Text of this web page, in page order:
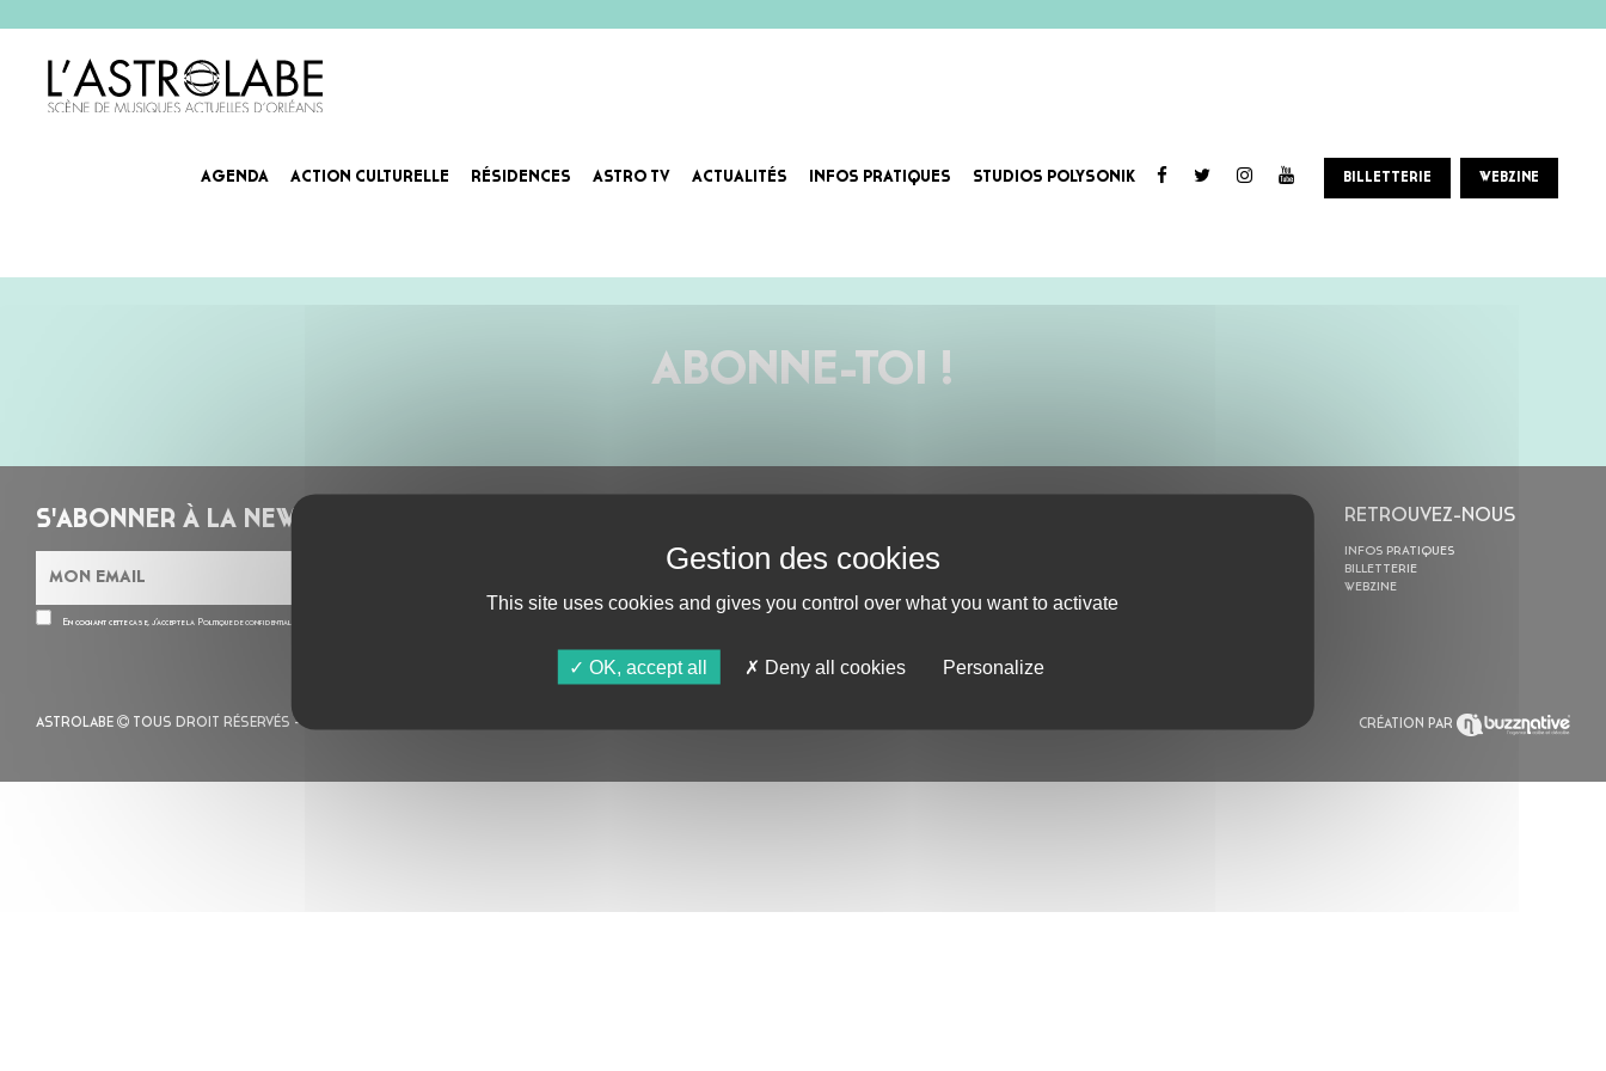
AGENDA ACTION CULTURELLE RÉSIDENCES ASTRO TV ACTUALITÉS INFOS PRATIQUES STUDIOS POLYSONIK BILLETTERIE WEBZINE
ABONNE-TOI !
S'ABONNER À LA NEWSLETTER
En cochant cette case, j’accepte la Politique de confidentialité
AGENDA
ASTRO TV
POLYSONIK REPET &
RETROUVEZ-NOUS
INFOS PRATIQUES
BILLETTERIE
WEBZINE
ASTROLABE TOUS DROIT RÉSERVÉS - CRÉATION PAR
This site uses cookies and gives you control over what you want to activate
OK, accept all Deny all cookies Personalize